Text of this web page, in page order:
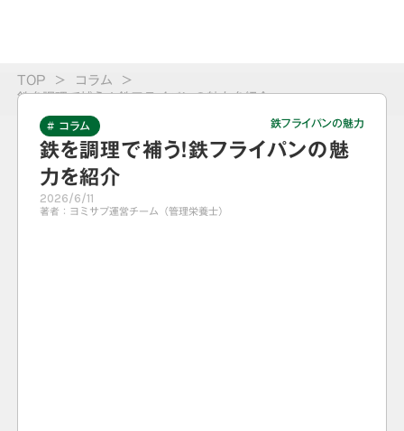
TOP > コラム >
鉄を調理で補う！鉄フライパンの魅力を紹介
# コラム 鉄フライパンの魅力
鉄を調理で補う！鉄フライパンの魅
力を紹介
2026/6/11
著者： ヨミサプ運営チーム（管理栄養士）